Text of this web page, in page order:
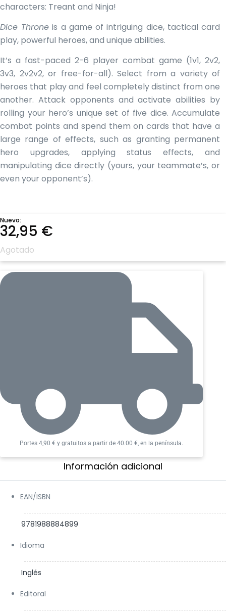
characters: Treant and Ninja!
Dice Throne is a game of intriguing dice, tactical card
play, powerful heroes, and unique abilities.
It’s a fast-paced 2-6 player combat game (1v1, 2v2,
3v3, 2v2v2, or free-for-all). Select from a variety of
heroes that play and feel completely distinct from one
another. Attack opponents and activate abilities by
rolling your hero’s unique set of five dice. Accumulate
combat points and spend them on cards that have a
large range of effects, such as granting permanent
hero upgrades, applying status effects, and
manipulating dice directly (yours, your teammate’s, or
even your opponent’s).
Nuevo:
32,95 €
Agotado
Portes 4,90 € y gratuitos a partir de 40.00 €, en la península.
Información adicional​
EAN/ISBN
9781988884899
Idioma
Inglés
Editoral